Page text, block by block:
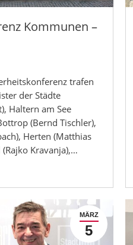
Kommunen –
trafen
der Städte
Haltern am See
(Bernd Tischler),
Herten (Matthias
Kravanja),…
MÄRZ
5